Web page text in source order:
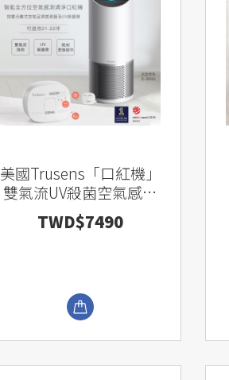
美國Trusens「口紅機」
雙氣流UV殺菌空氣感測
清淨機 Z3000
TWD$7490